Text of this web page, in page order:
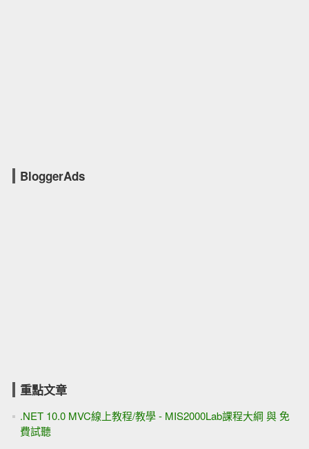
BloggerAds
重點文章
.NET 10.0 MVC線上教程/教學 - MIS2000Lab課程大綱 與 免
費試聽